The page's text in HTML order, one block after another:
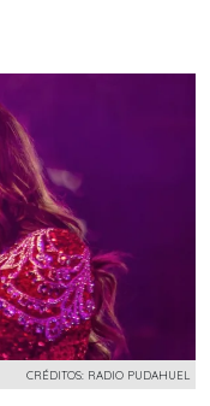
CRÉDITOS: RADIO PUDAHUEL